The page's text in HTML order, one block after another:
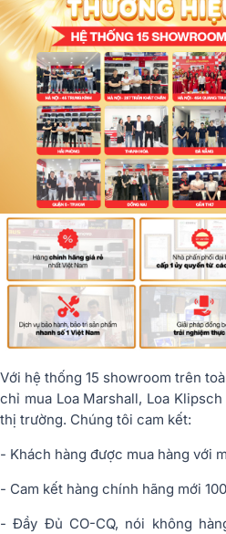
Với hệ thống 15 showroom trên
chỉ mua Loa Marshall, Loa
thị trường. Chúng tôi cam kết:
- Khách hàng được mua hàng với
- Cam kết hàng chính hãng mới
- Đầy Đủ CO-CQ, nói không